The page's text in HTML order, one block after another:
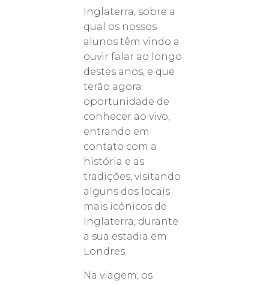
Inglaterra, sobre a
qual os nossos
alunos têm vindo a
ouvir falar ao longo
destes anos, e que
terão agora
oportunidade de
conhecer ao vivo,
entrando em
contato com a
história e as
tradições, visitando
alguns dos locais
mais icónicos de
Inglaterra, durante
a sua estadia em
Londres.
Na viagem, os